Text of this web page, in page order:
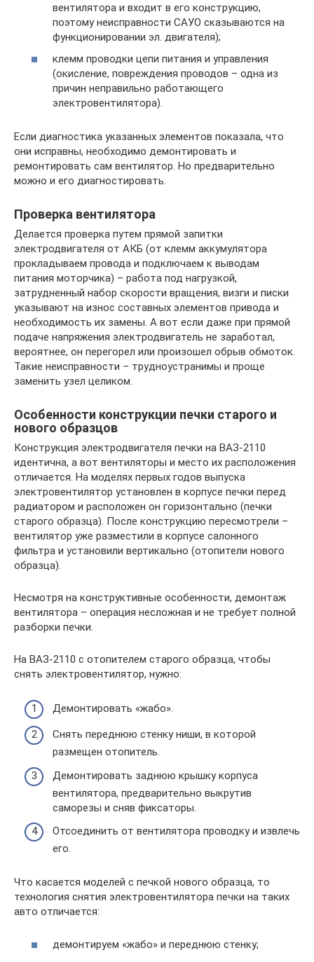
вентилятора и входит в его конструкцию,
поэтому неисправности САУО сказываются на
функционировании эл. двигателя);
клемм проводки цепи питания и управления
(окисление, повреждения проводов – одна из
причин неправильно работающего
электровентилятора).
Если диагностика указанных элементов показала, что
они исправны, необходимо демонтировать и
ремонтировать сам вентилятор. Но предварительно
можно и его диагностировать.
Проверка вентилятора
Делается проверка путем прямой запитки
электродвигателя от АКБ (от клемм аккумулятора
прокладываем провода и подключаем к выводам
питания моторчика) – работа под нагрузкой,
затрудненный набор скорости вращения, визги и писки
указывают на износ составных элементов привода и
необходимость их замены. А вот если даже при прямой
подаче напряжения электродвигатель не заработал,
вероятнее, он перегорел или произошел обрыв обмоток.
Такие неисправности – трудноустранимы и проще
заменить узел целиком.
Особенности конструкции печки старого и
нового образцов
Конструкция электродвигателя печки на ВАЗ-2110
идентична, а вот вентиляторы и место их расположения
отличается. На моделях первых годов выпуска
электровентилятор установлен в корпусе печки перед
радиатором и расположен он горизонтально (печки
старого образца). После конструкцию пересмотрели –
вентилятор уже разместили в корпусе салонного
фильтра и установили вертикально (отопители нового
образца).
Несмотря на конструктивные особенности, демонтаж
вентилятора – операция несложная и не требует полной
разборки печки.
На ВАЗ-2110 с отопителем старого образца, чтобы
снять электровентилятор, нужно:
Демонтировать «жабо».
Снять переднюю стенку ниши, в которой
размещен отопитель.
Демонтировать заднюю крышку корпуса
вентилятора, предварительно выкрутив
саморезы и сняв фиксаторы.
Отсоединить от вентилятора проводку и извлечь
его.
Что касается моделей с печкой нового образца, то
технология снятия электровентилятора печки на таких
авто отличается:
демонтируем «жабо» и переднюю стенку;